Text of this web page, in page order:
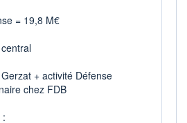
= 19,8 M€
+ activité Défense
chez FDB
: